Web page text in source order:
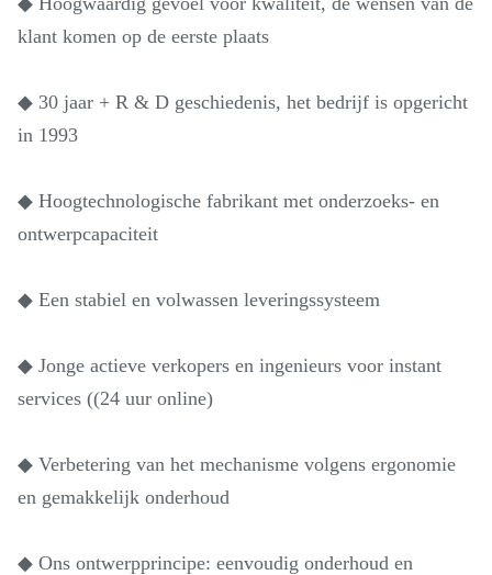
klant komen op de eerste plaats
◆ 30 jaar + R & D geschiedenis, het bedrijf is opgericht
in 1993
◆ Hoogtechnologische fabrikant met onderzoeks- en
ontwerpcapaciteit
◆ Een stabiel en volwassen leveringssysteem
◆ Jonge actieve verkopers en ingenieurs voor instant
services ((24 uur online)
◆ Verbetering van het mechanisme volgens ergonomie
en gemakkelijk onderhoud
◆ Ons ontwerpprincipe: eenvoudig onderhoud en